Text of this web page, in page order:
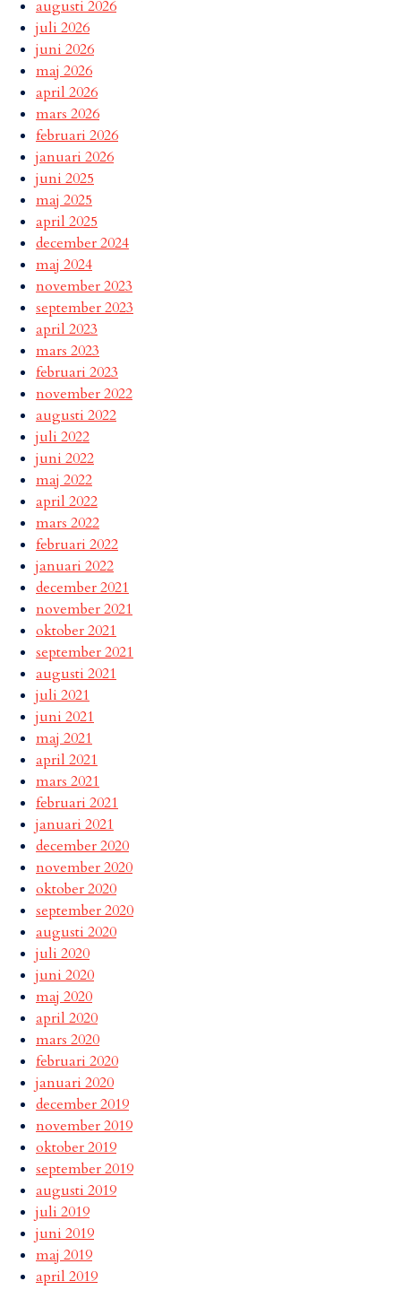
augusti 2026
juli 2026
juni 2026
maj 2026
april 2026
mars 2026
februari 2026
januari 2026
juni 2025
maj 2025
april 2025
december 2024
maj 2024
november 2023
september 2023
april 2023
mars 2023
februari 2023
november 2022
augusti 2022
juli 2022
juni 2022
maj 2022
april 2022
mars 2022
februari 2022
januari 2022
december 2021
november 2021
oktober 2021
september 2021
augusti 2021
juli 2021
juni 2021
maj 2021
april 2021
mars 2021
februari 2021
januari 2021
december 2020
november 2020
oktober 2020
september 2020
augusti 2020
juli 2020
juni 2020
maj 2020
april 2020
mars 2020
februari 2020
januari 2020
december 2019
november 2019
oktober 2019
september 2019
augusti 2019
juli 2019
juni 2019
maj 2019
april 2019